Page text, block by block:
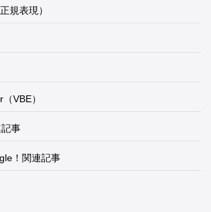
規表現）
VBE）
事
！関連記事